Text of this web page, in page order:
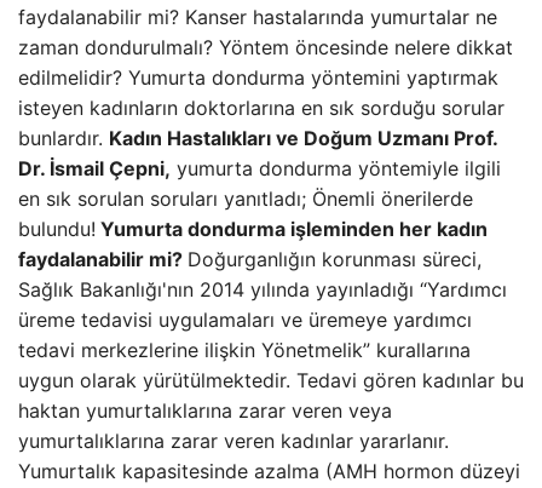
faydalanabilir mi? Kanser hastalarında yumurtalar ne
zaman dondurulmalı? Yöntem öncesinde nelere dikkat
edilmelidir? Yumurta dondurma yöntemini yaptırmak
isteyen kadınların doktorlarına en sık sorduğu sorular
bunlardır. Kadın Hastalıkları ve Doğum Uzmanı Prof.
Dr. İsmail Çepni, yumurta dondurma yöntemiyle ilgili
en sık sorulan soruları yanıtladı; Önemli önerilerde
bulundu! Yumurta dondurma işleminden her kadın
faydalanabilir mi? Doğurganlığın korunması süreci,
Sağlık Bakanlığı'nın 2014 yılında yayınladığı “Yardımcı
üreme tedavisi uygulamaları ve üremeye yardımcı
tedavi merkezlerine ilişkin Yönetmelik” kurallarına
uygun olarak yürütülmektedir. Tedavi gören kadınlar bu
haktan yumurtalıklarına zarar veren veya
yumurtalıklarına zarar veren kadınlar yararlanır.
Yumurtalık kapasitesinde azalma (AMH hormon düzeyi